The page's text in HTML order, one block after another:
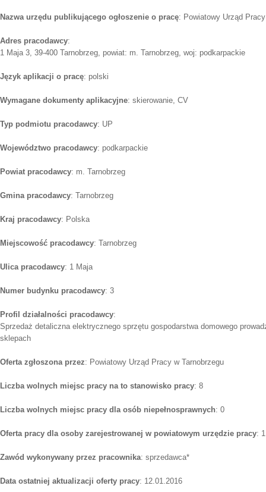
Nazwa urzędu publikującego ogłoszenie o pracę: Powiatowy Urząd
Adres pracodawcy:
1 Maja 3, 39-400 Tarnobrzeg, powiat: m. Tarnobrzeg, woj: podkarpackie
Język aplikacji o pracę: polski
Wymagane dokumenty aplikacyjne: skierowanie, CV
Typ podmiotu pracodawcy: UP
Województwo pracodawcy: podkarpackie
Powiat pracodawcy: m. Tarnobrzeg
Gmina pracodawcy: Tarnobrzeg
Kraj pracodawcy: Polska
Miejscowość pracodawcy: Tarnobrzeg
Ulica pracodawcy: 1 Maja
Numer budynku pracodawcy: 3
Profil działalności pracodawcy:
Sprzedaż detaliczna elektrycznego sprzętu gospodarstwa domowego
sklepach
Oferta zgłoszona przez: Powiatowy Urząd Pracy w Tarnobrzegu
Liczba wolnych miejsc pracy na to stanowisko pracy: 8
Liczba wolnych miejsc pracy dla osób niepełnosprawnych: 0
Oferta pracy dla osoby zarejestrowanej w powiatowym urzędzie pracy: 1
Zawód wykonywany przez pracownika: sprzedawca*
Data ostatniej aktualizacji oferty pracy: 12.01.2016